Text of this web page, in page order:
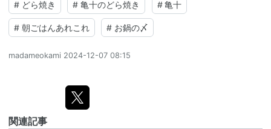
# どら焼き # 亀十のどら焼き # 亀十
# 朝ごはんあれこれ # お鍋の〆
madameokami 2024-12-07 08:15
関連記事